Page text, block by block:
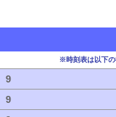
※時刻表は以下の
9
9